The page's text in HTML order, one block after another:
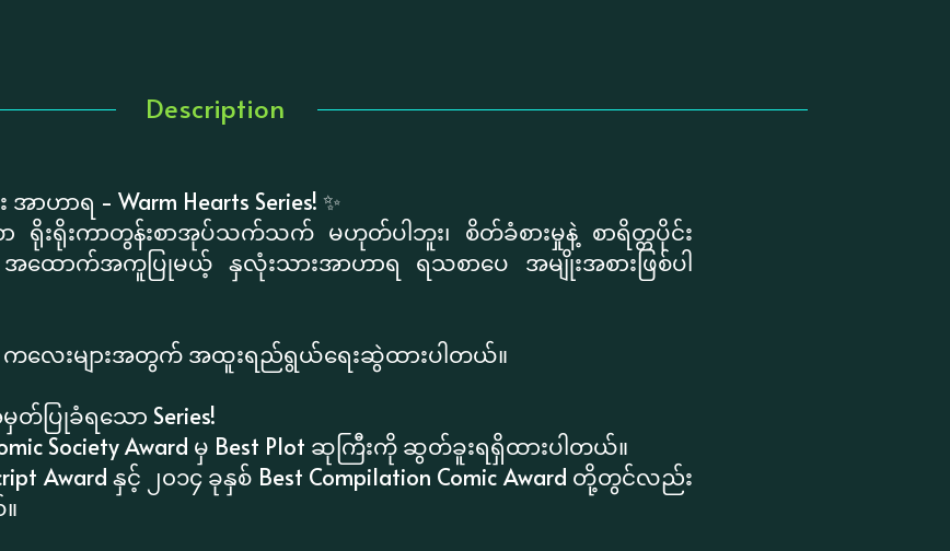
Description
ာရ - Warm Hearts Series! ✨
ာ ရိုးရိုးကာတွန်းစာအုပ်သက်သက် မဟုတ်ပါဘူး၊ စိတ်ခံစားမှုနဲ့ စာရိတ္တပိုင်း
ောက်အကူပြုမယ့် နှလုံးသားအာဟာရ ရသစာပေ အမျိုးအစားဖြစ်ပါ
ကလေးများအတွက် အထူးရည်ရွယ်ရေးဆွဲထားပါတယ်။
ပြုခံရသော Series!
Society Award မှ Best Plot ဆုကြီးကို ဆွတ်ခူးရရှိထားပါတယ်။
Award နှင့် ၂၀၁၄ ခုနှစ် Best Compilation Comic Award တို့တွင်လည်း